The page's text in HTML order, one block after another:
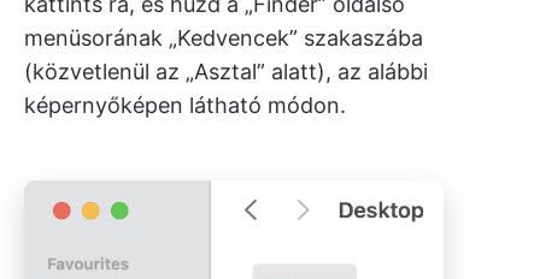
menüsorának „Kedvencek” szakaszába
(közvetlenül az „Asztal” alatt), az alábbi
képernyőképen látható módon.